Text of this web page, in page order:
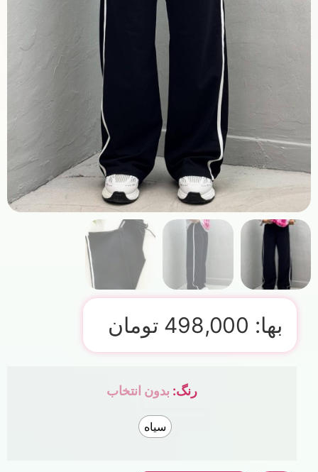
بها: 498,000 تومان
رنگ: بدون انتخاب
سیاه